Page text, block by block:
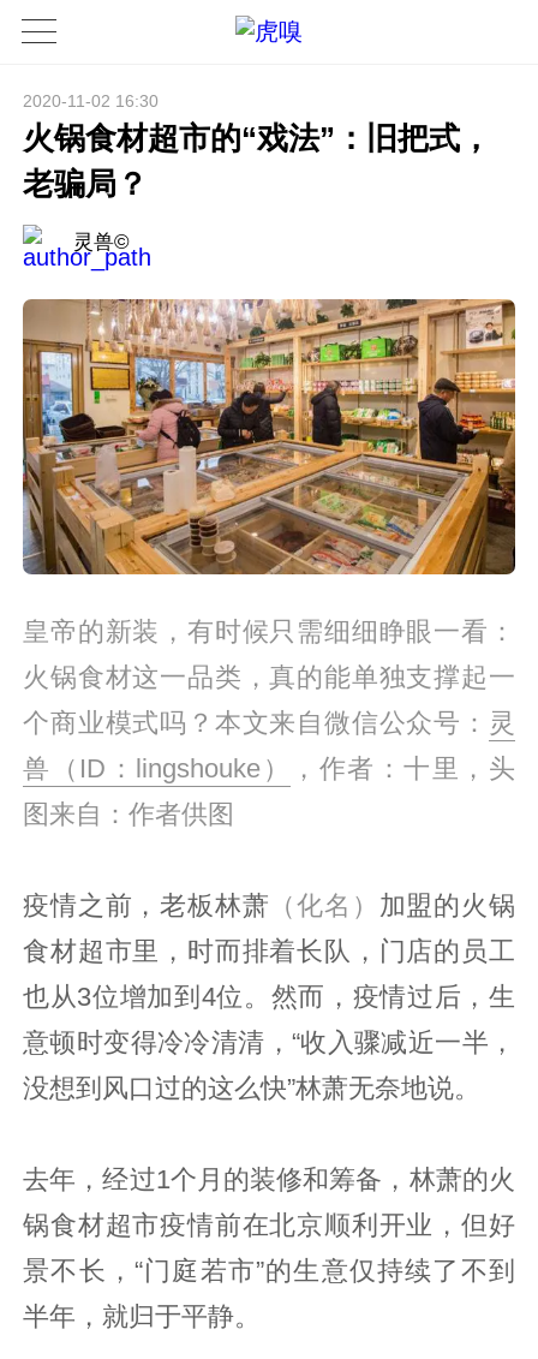
2020-11-02 16:30
火锅食材超市的“戏法”：旧把式，
老骗局？
灵兽©
皇帝的新装，有时候只需细细睁眼一看：
火锅食材这一品类，真的能单独支撑起一
个商业模式吗？本文来自微信公众号： 灵
兽（ID：lingshouke）
，作者：十里，头
图来自：作者供图
疫情之前，老板林萧 （化名） 加盟的火锅
食材超市里，时而排着长队，门店的员工
也从3位增加到4位。然而，疫情过后，生
意顿时变得冷冷清清，“收入骤减近一半，
没想到风口过的这么快”林萧无奈地说。
去年，经过1个月的装修和筹备，林萧的火
锅食材超市疫情前在北京顺利开业，但好
景不长，“门庭若市”的生意仅持续了不到
半年，就归于平静。